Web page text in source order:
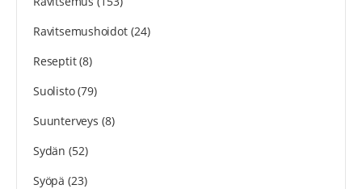
Ravitsemushoidot(24)
Reseptit(8)
Suolisto(79)
Suunterveys (8)
Sydän (52)
Syöpä (23)